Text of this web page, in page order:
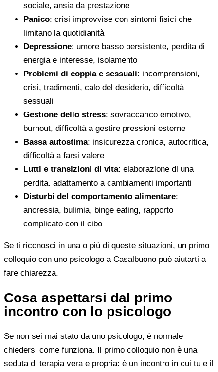
sociale, ansia da prestazione
Panico: crisi improvvise con sintomi fisici che
limitano la quotidianità
Depressione: umore basso persistente, perdita di
energia e interesse, isolamento
Problemi di coppia e sessuali: incomprensioni,
crisi, tradimenti, calo del desiderio, difficoltà
sessuali
Gestione dello stress: sovraccarico emotivo,
burnout, difficoltà a gestire pressioni esterne
Bassa autostima: insicurezza cronica, autocritica,
difficoltà a farsi valere
Lutti e transizioni di vita: elaborazione di una
perdita, adattamento a cambiamenti importanti
Disturbi del comportamento alimentare:
anoressia, bulimia, binge eating, rapporto
complicato con il cibo
Se ti riconosci in una o più di queste situazioni, un primo
colloquio con uno psicologo a Casalbuono può aiutarti a
fare chiarezza.
Cosa aspettarsi dal primo
incontro con lo psicologo
Se non sei mai stato da uno psicologo, è normale
chiedersi come funziona. Il primo colloquio non è una
seduta di terapia vera e propria: è un incontro in cui tu e il